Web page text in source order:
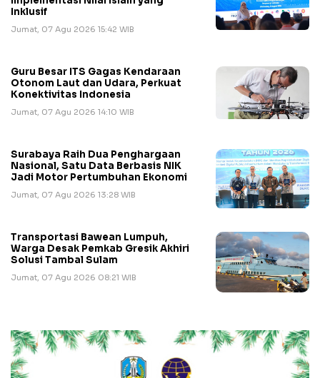
Inklusif
Jumat, 07 Agu 2026 15:42 WIB
Guru Besar ITS Gagas Kendaraan
Otonom Laut dan Udara, Perkuat
Konektivitas Indonesia
Jumat, 07 Agu 2026 14:10 WIB
Surabaya Raih Dua Penghargaan
Nasional, Satu Data Berbasis NIK
Jadi Motor Pertumbuhan Ekonomi
Jumat, 07 Agu 2026 13:28 WIB
Transportasi Bawean Lumpuh,
Warga Desak Pemkab Gresik Akhiri
Solusi Tambal Sulam
Jumat, 07 Agu 2026 08:21 WIB